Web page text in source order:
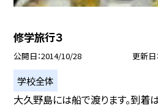
修学旅行３
公開日 2014/10/28 更新日
学校全体
大久野島には船で渡ります。到着